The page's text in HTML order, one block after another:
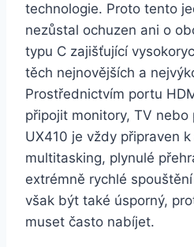
technologie. Proto tento
nezůstal ochuzen ani o
typu C zajišťující
těch nejnovějších a
Prostřednictvím portu
připojit monitory, TV nebo
UX410 je vždy připraven
multitasking, plynulé
extrémně rychlé
však být také úsporný,
muset často nabíjet.